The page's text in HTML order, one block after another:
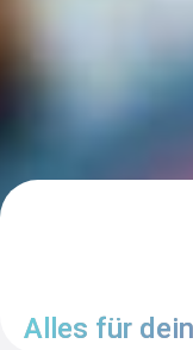
Alles für